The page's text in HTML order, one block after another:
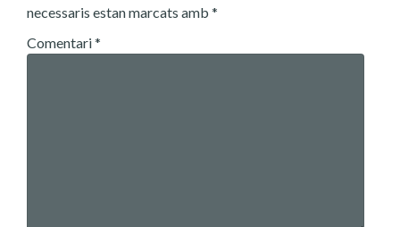
necessaris estan marcats amb *
Comentari*